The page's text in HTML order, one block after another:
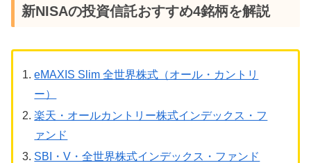
新NISAの投資信託おすすめ4銘柄を解説
eMAXIS Slim 全世界株式（オール・カントリ
ー）
楽天・オールカントリー株式インデックス・フ
ァンド
SBI・V・全世界株式インデックス・ファンド